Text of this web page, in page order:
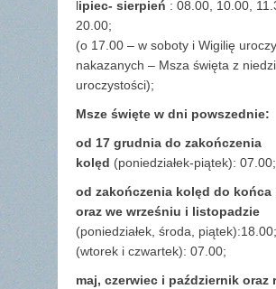
lipiec- sierpień : 08.00, 10.00,
20.00;
(o 17.00 – w soboty i Wigilię
nakazanych – Msza święta z
uroczystości);
Msze święte w dni powszednie:
od 17 grudnia do zakończenia
kolęd (poniedziałek-piątek): 07.00;
od zakończenia kolęd do końca
oraz we wrześniu i listopadzie
(poniedziałek, środa, piątek):18.00;
(wtorek i czwartek): 07.00;
maj, czerwiec i październik oraz